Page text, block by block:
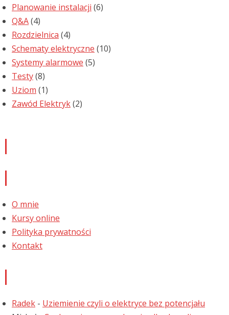
Planowanie instalacji (6)
Q&A(4)
Rozdzielnica (4)
Schematy elektryczne (10)
Systemy alarmowe (5)
Testy(8)
Uziom (1)
Zawód Elektryk(2)
O mnie
Kursy online
Polityka prywatności
Kontakt
Radek - Uziemienie czyli o elektryce bez potencjału